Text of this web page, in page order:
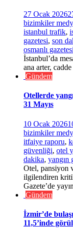
27 Ocak 2026
bizimkiler
istanbul trafik,
gazetesi, son
osmanlı gazetesi
İstanbul’da
ana arter,
Gündem
Otellerde
31 Mayıs
10 Ocak 2026
bizimkiler
itfaiye raporu,
güvenliği, otel
dakika, yangın
Otel, pansiyon
ilgilendiren
Gazete’de
Gündem
İzmir’de
11,5’inde